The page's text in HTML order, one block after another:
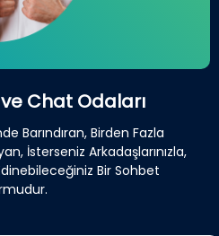
Chat Odaları
Barındıran, Birden Fazla
İsterseniz Arkadaşlarınızla,
Bir Sohbet